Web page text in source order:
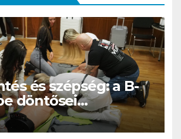
és szépség: a B-
döntősei
tanultak